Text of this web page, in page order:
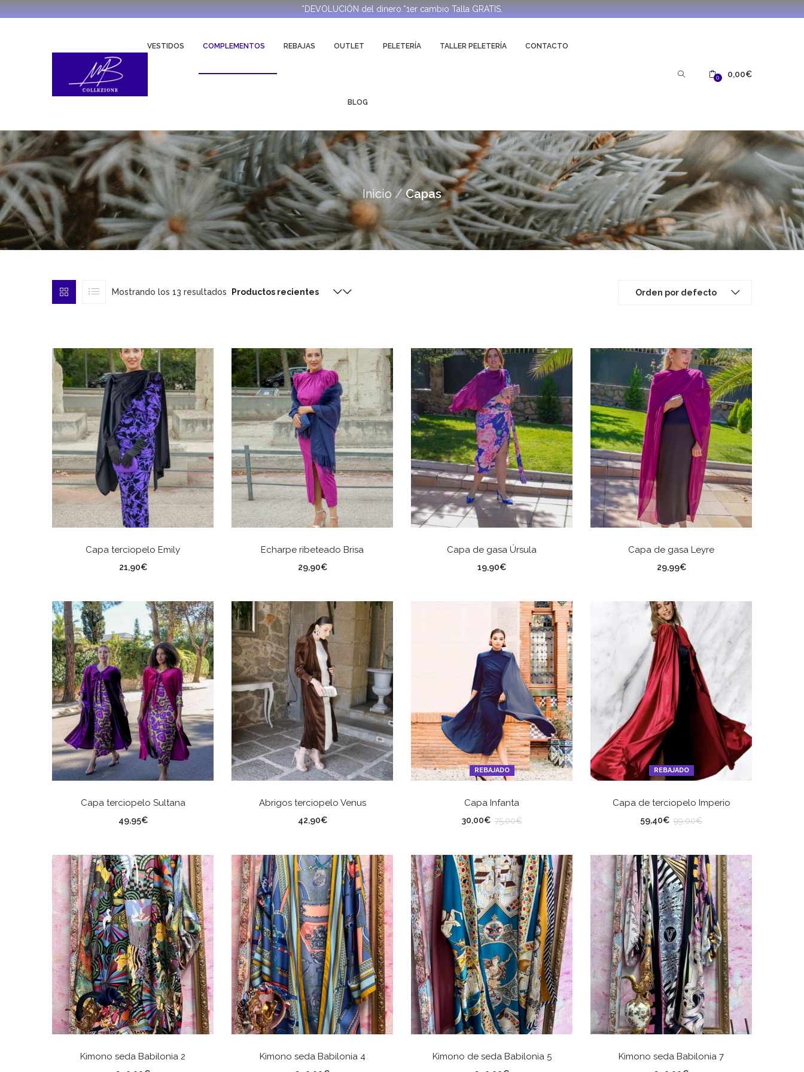
*DEVOLUCIÓN del dinero.*1er cambio Talla GRATIS.
VESTIDOS COMPLEMENTOS REBAJAS OUTLET PELETERÍA TALLER PELETERÍA CONTACTO
BLOG
0 0,00€
Inicio Capas
Mostrando los 13 resultados Productos recientes Orden por defecto
Capa terciopelo Emily
21,90€
Echarpe ribeteado Brisa
29,90€
Capa de gasa Úrsula
19,90€
Capa de gasa Leyre
29,99€
Capa terciopelo Sultana
49,95€
Abrigos terciopelo Venus
42,90€
REBAJADO
Capa Infanta
30,00€ 75,00€
REBAJADO
Capa de terciopelo Imperio
59,40€ 99,00€
Kimono seda Babilonia 2 Kimono seda Babilonia 4 Kimono de seda Babilonia 5 Kimono seda Babilonia 7